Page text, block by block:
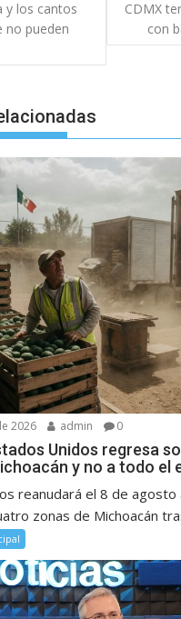
y los cantos
no pueden
CDMX
con
2026 admin 0
Unidos regresa
y no a todo el
reanudará el 8 de agosto
zonas de Michoacán